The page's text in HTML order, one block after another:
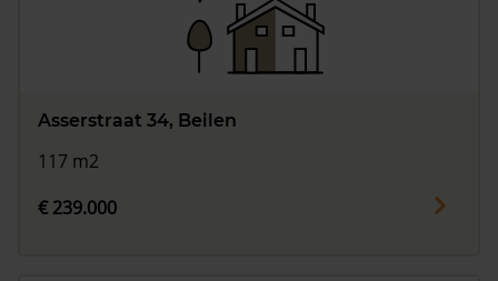
Asserstraat 34, Beilen
117 m2
€ 239.000